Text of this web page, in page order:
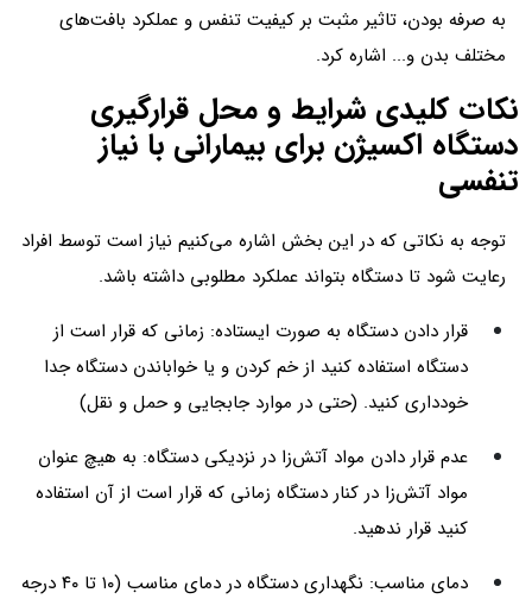
به‌ صرفه بودن، تاثیر مثبت بر کیفیت تنفس و عملکرد بافت‌‌های
مختلف بدن و... اشاره کرد.
نکات کلیدی شرایط و محل قرارگیری
دستگاه اکسیژن برای بیمارانی با نیاز
تنفسی
توجه به نکاتی که در این بخش اشاره می‌کنیم نیاز است توسط افراد
رعایت شود تا دستگاه بتواند عملکرد مطلوبی داشته باشد.
قرار دادن دستگاه به صورت ایستاده: زمانی که قرار است از
دستگاه استفاده کنید از خم کردن و یا خواباندن دستگاه جدا
خودداری کنید. (حتی در موارد جابجایی و حمل و نقل)
عدم قرار دادن مواد آتش‌زا در نزدیکی دستگاه: به هیچ عنوان
مواد آتش‌زا در کنار دستگاه زمانی که قرار است از آن استفاده
کنید قرار ندهید.
دمای مناسب: نگهداری دستگاه در دمای مناسب (۱۰ تا ۴۰ درجه